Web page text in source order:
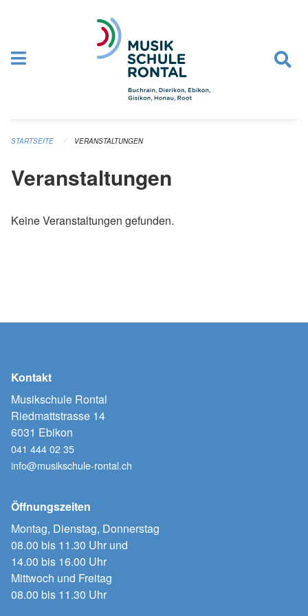
STARTSEITE VERANSTALTUNGEN
Veranstaltungen
Keine Veranstaltungen gefunden.
Kontakt
Musikschule Rontal
Riedmattstrasse 14
6031 Ebikon
041 444 02 35
info@musikschule-rontal.ch
Öffnungszeiten
Montag, Dienstag, Donnerstag
08.00 bis 11.30 Uhr und
14.00 bis 16.00 Uhr
Mittwoch und Freitag
08.00 bis 11.30 Uhr